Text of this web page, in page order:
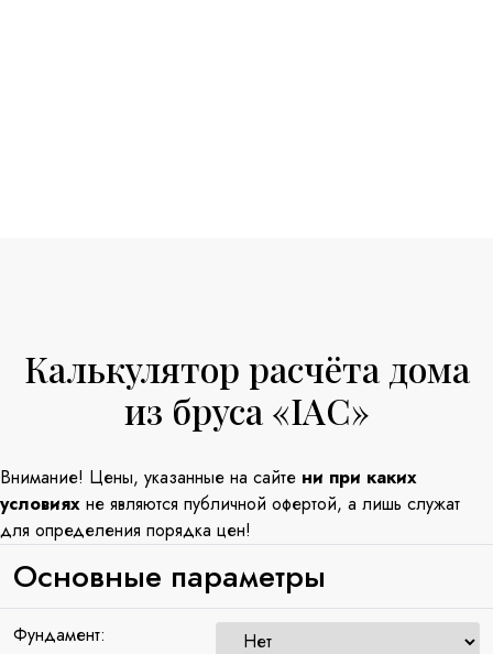
Калькулятор расчёта дома
из бруса «IAC»
Внимание! Цены, указанные на сайте ни при каких
условиях не являются публичной офертой, а лишь служат
для определения порядка цен!
Основные параметры
Фундамент: